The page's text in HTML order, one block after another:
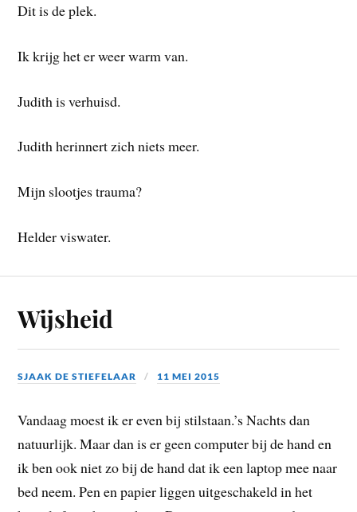
Dit is de plek.
Ik krijg het er weer warm van.
Judith is verhuisd.
Judith herinnert zich niets meer.
Mijn slootjes trauma?
Helder viswater.
Wijsheid
SJAAK DE STIEFELAAR 11 MEI 2015
Vandaag moest ik er even bij stilstaan.’s Nachts dan
natuurlijk. Maar dan is er geen computer bij de hand en
ik ben ook niet zo bij de hand dat ik een laptop mee naar
bed neem. Pen en papier liggen uitgeschakeld in het